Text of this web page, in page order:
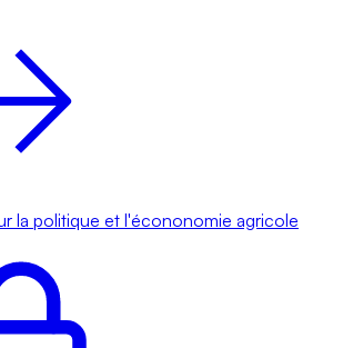
la politique et l'écononomie agricole